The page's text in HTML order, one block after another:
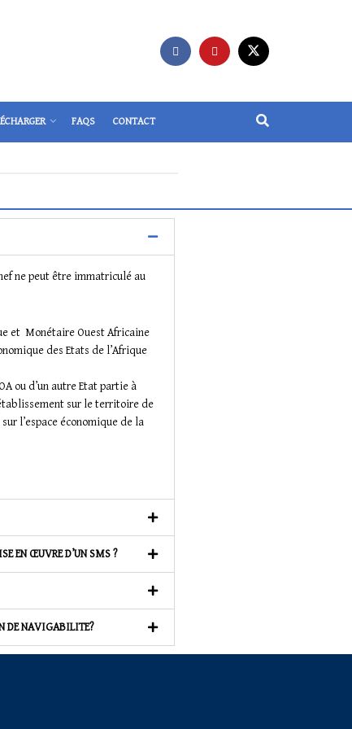
FAQS CONTACT
ne peut être immatriculé au
et Monétaire Ouest Africaine
des Etats de l’Afrique
ou d’un autre Etat partie à
sur le territoire de
l’espace économique de la
EN ŒUVRE D’UN SMS ?
DE NAVIGABILITE?